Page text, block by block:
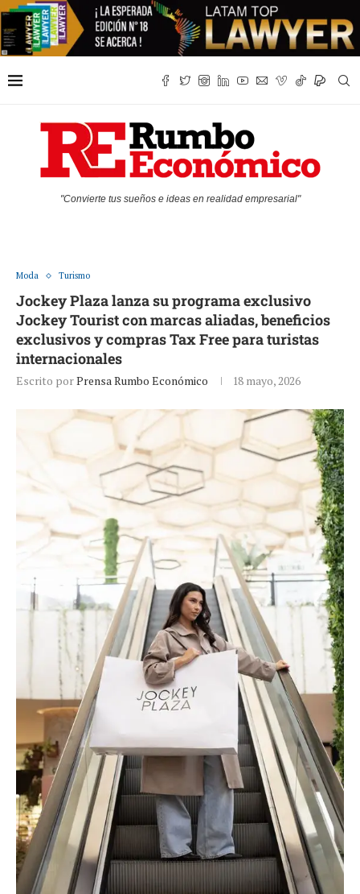
"Convierte tus sueños e ideas en realidad empresarial"
Moda Turismo
Jockey Plaza lanza su programa exclusivo
Jockey Tourist con marcas aliadas, beneficios
exclusivos y compras Tax Free para turistas
internacionales
Escrito porPrensa Rumbo Económico 18 mayo, 2026